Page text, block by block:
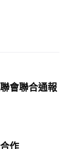
會聯合通報